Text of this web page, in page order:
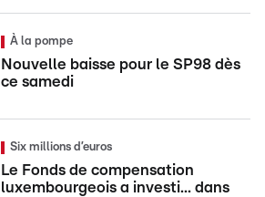
À la pompe
Nouvelle baisse pour le SP98 dès
ce samedi
Six millions d’euros
Le Fonds de compensation
luxembourgeois a investi... dans